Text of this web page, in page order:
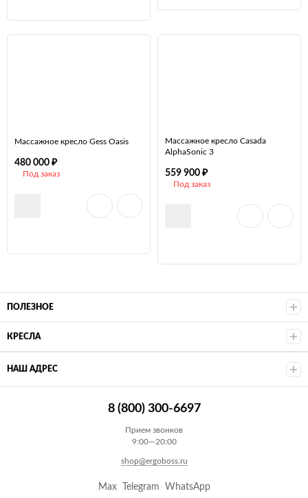
Массажное кресло Gess Oasis
480 000 ₽
Под заказ
Массажное кресло Casada
AlphaSonic 3
559 900 ₽
Под заказ
ПОЛЕЗНОЕ
КРЕСЛА
НАШ АДРЕС
8 (800) 300-6697
Прием звонков
9:00—20:00
shop@ergoboss.ru
Max Telegram WhatsApp